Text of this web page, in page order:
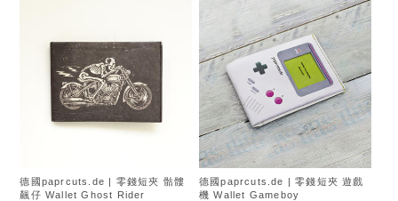
德國paprcuts.de | 零錢短夾 骷髏
飆仔 Wallet Ghost Rider
德國paprcuts.de | 零錢短夾 遊戲
機 Wallet Gameboy